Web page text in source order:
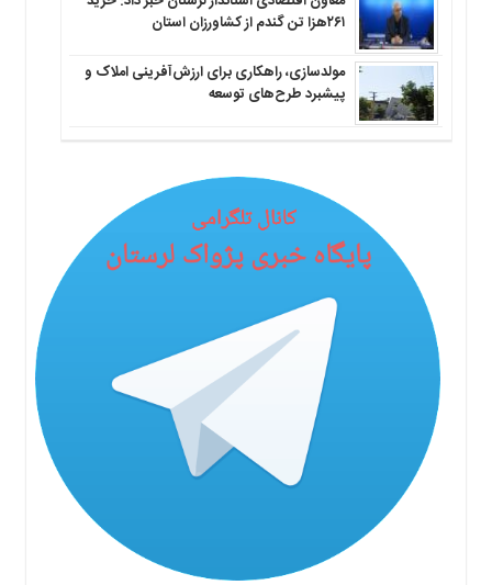
۲۶۱هزا تن گندم از کشاورزان استان
مولدسازی، راهکاری برای ارزش‌آفرینی املاک و
پیشبرد طرح‌های توسعه